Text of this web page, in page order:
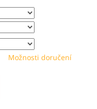
Možnosti doručení